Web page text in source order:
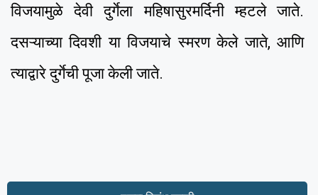
विजयामुळे देवी दुर्गेला महिषासुरमर्दिनी म्हटले जाते.
दसऱ्याच्या दिवशी या विजयाचे स्मरण केले जाते, आणि
त्याद्वारे दुर्गेची पूजा केली जाते.